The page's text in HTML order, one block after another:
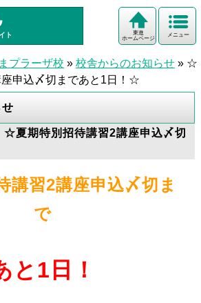
ト メニュー
東進
ホームページ
プラーザ校 » 校舎からのお知らせ » ☆
申込〆切まであと1日！☆
夏期特別招待講習2講座申込〆切
講習2講座申込〆切ま
で
と1日！